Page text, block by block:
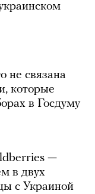
не связана
которые
в Госдуму
—
в двух
с Украиной